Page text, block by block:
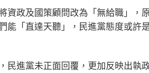
資政及國策顧問改為「無給職」，
能「直達天聽」，民進黨態度或許
民進黨未正面回覆，更加反映出執